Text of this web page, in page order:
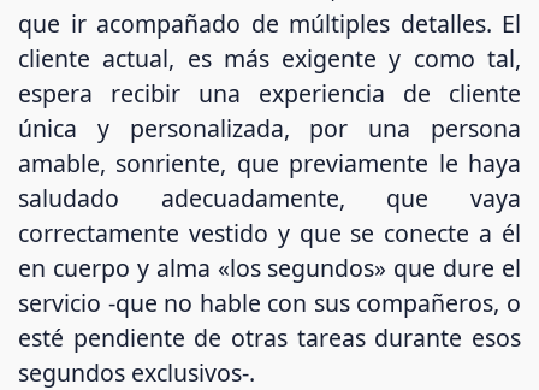
que ir acompañado de múltiples detalles. El
cliente actual, es más exigente y como tal,
espera recibir una experiencia de cliente
única y personalizada, por una persona
amable, sonriente, que previamente le haya
saludado adecuadamente, que vaya
correctamente vestido y que se conecte a él
en cuerpo y alma «los segundos» que dure el
servicio -que no hable con sus compañeros, o
esté pendiente de otras tareas durante esos
segundos exclusivos-.